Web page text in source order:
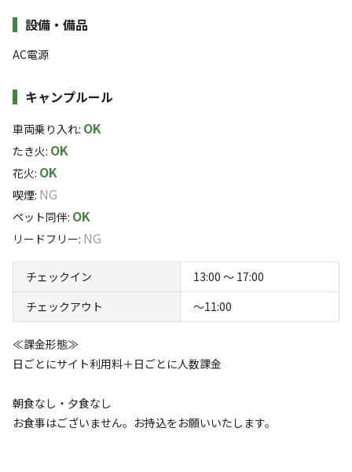
≪管理費≫
一人あたり 600円 （基本料金に含む）
・幼児(0～3歳)は除く
す。
施設詳細
設備・備品
AC電源
キャンプルール
車両乗り入れ: OK
たき火: OK
花火: OK
喫煙: NG
ペット同伴: OK
リードフリー: NG
チェックイン
13:00 〜 17:00
チェックアウト
〜11:00
≪課金形態≫
日ごとにサイト利用料＋日ごとに人数課金
朝食なし・夕食なし
お食事はございません。お持込をお願いいたします。
場です。
休暇村ならではの国立公園の大自然に囲まれた最高のロー
定のグランピングサイトが誕生！
んひとつでお気軽に、非日常なグランピングステイをご堪
移動も安心。砂遊びや磯遊びはもちろん、カヌーやスノー
ケルなど、マリンアクティビィティーも充実しています
（夏季期間）また、キャンプ場から徒歩5分の場所にホテ
ルがあり、スタッフが24時間常駐しているので夜間も安
心。
トは全部で3８区画、そのうちオートサイトは8区画ござ
います。持ち込みテントならワンちゃんと一緒でもOKで
高台
まったり
落ち着く